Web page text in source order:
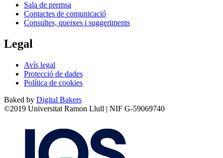
Sala de premsa
Contactes de comunicació
Consultes, queixes i suggeriments
Legal
Avís legal
Protecció de dades
Política de cookies
Baked by Digital Bakers
©2019 Universitat Ramon Llull | NIF G-59069740